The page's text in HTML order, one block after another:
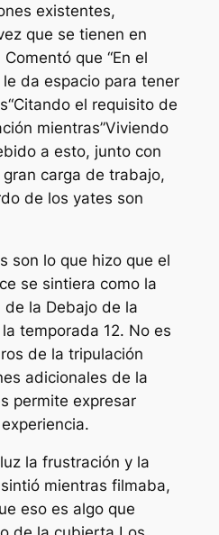
existentes,
que se tienen en
que “En el
da espacio para tener
“Citando el requisito de
mientras”Viviendo
a esto, junto con
carga de trabajo,
de los yates son
son lo que hizo que el
se sintiera como la
de la Debajo de la
temporada 12. No es
de la tripulación
adicionales de la
permite expresar
la frustración y la
mientras filmaba,
eso es algo que